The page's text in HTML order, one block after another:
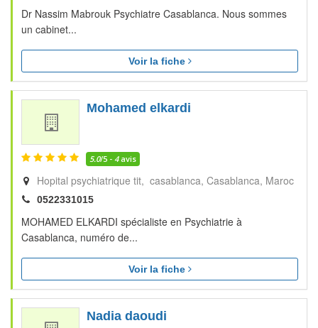
Dr Nassim Mabrouk Psychiatre Casablanca. Nous sommes
un cabinet...
Voir la fiche
Mohamed elkardi
5.0/5 - 4avis
Hopital psychiatrique tit, casablanca Casablanca Maroc
0522331015
MOHAMED ELKARDI spécialiste en Psychiatrie à
Casablanca, numéro de...
Voir la fiche
Nadia daoudi